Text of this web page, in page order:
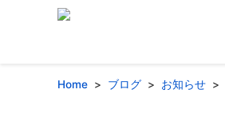
Home ブログ お知らせ